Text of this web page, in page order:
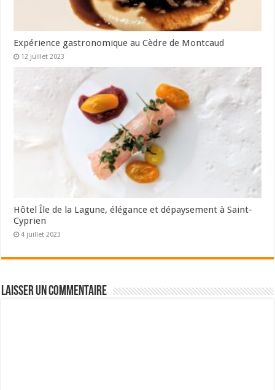
Expérience gastronomique au Cèdre de Montcaud
12 juillet 2023
Hôtel Île de la Lagune, élégance et dépaysement à Saint-
Cyprien
4 juillet 2023
Laisser un commentaire